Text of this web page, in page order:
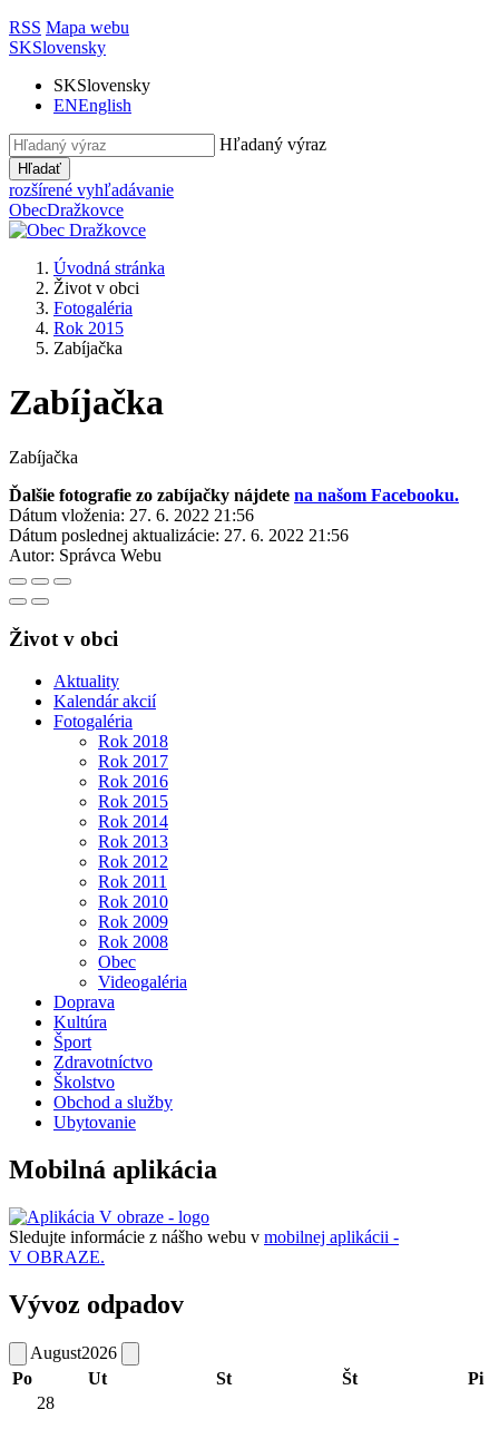
RSS Mapa webu
SKSlovensky
SKSlovensky
ENEnglish
Hľadaný výraz
Hľadať
rozšírené vyhľadávanie
ObecDražkovce
Úvodná stránka
Život v obci
Fotogaléria
Rok 2015
Zabíjačka
Zabíjačka
Zabíjačka
Ďalšie fotografie zo zabíjačky nájdete na našom Facebooku.
Dátum vloženia: 27. 6. 2022 21:56
Dátum poslednej aktualizácie: 27. 6. 2022 21:56
Autor: Správca Webu
Život v obci
Aktuality
Kalendár akcií
Fotogaléria
Rok 2018
Rok 2017
Rok 2016
Rok 2015
Rok 2014
Rok 2013
Rok 2012
Rok 2011
Rok 2010
Rok 2009
Rok 2008
Obec
Videogaléria
Doprava
Kultúra
Šport
Zdravotníctvo
Školstvo
Obchod a služby
Ubytovanie
Mobilná aplikácia
Sledujte informácie z nášho webu v mobilnej aplikácii -
V OBRAZE.
Vývoz odpadov
August2026
Po
Ut St Št Pi
28